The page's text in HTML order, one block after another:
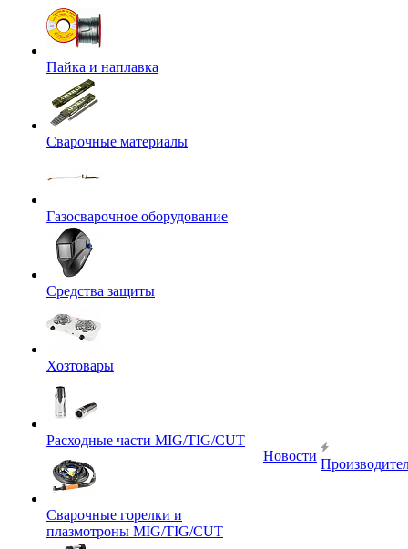
Пайка и наплавка
Сварочные материалы
Газосварочное оборудование
Средства защиты
Хозтовары
Расходные части MIG/TIG/CUT
Сварочные горелки и
плазмотроны MIG/TIG/CUT
Новости